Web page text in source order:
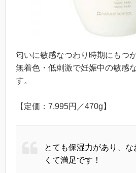
匂いに敏感なつわり時期にもつ
無着色・低刺激で妊娠中の敏感
す。
【定価：7,995円／470g】
とても保湿力があり、
くて満足です！